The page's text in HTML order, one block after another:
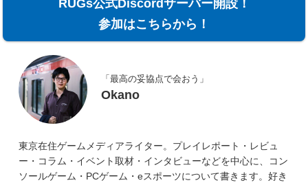
RUGs公式Discordサーバー開設！
参加はこちらから！
「最高の妥協点で会おう」
Okano
東京在住ゲームメディアライター。プレイレポート・レビュ
ー・コラム・イベント取材・インタビューなどを中心に、コン
ソールゲーム・PCゲーム・eスポーツについて書きます。好き